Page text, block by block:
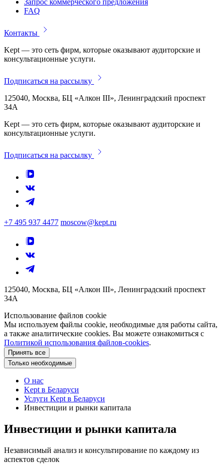
Запрос коммерческого предложения
FAQ
Контакты
Kept — это сеть фирм, которые оказывают аудиторские и
консультационные услуги.
Подписаться на рассылку
125040, Москва, БЦ «Алкон III», Ленинградский проспект
34А
Kept — это сеть фирм, которые оказывают аудиторские и
консультационные услуги.
Подписаться на рассылку
+7 495 937 4477 moscow@kept.ru
125040, Москва, БЦ «Алкон III», Ленинградский проспект
34А
Использование файлов cookie
Мы используем файлы cookie, необходимые для работы сайта,
а также аналитические cookies. Вы можете ознакомиться с
Политикой использования файлов-cookies.
Принять все
Только необходимые
О нас
Kept в Беларуси
Услуги Kept в Беларуси
Инвестиции и рынки капитала
Инвестиции и рынки капитала
Независимый анализ и консультирование по каждому из
аспектов сделок